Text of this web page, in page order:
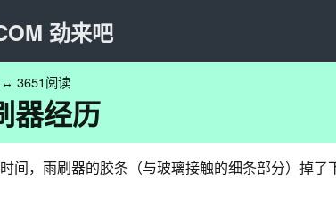
劲来吧
3651阅读
器经历
，雨刷器的胶条（与玻璃接触的细条部分）掉